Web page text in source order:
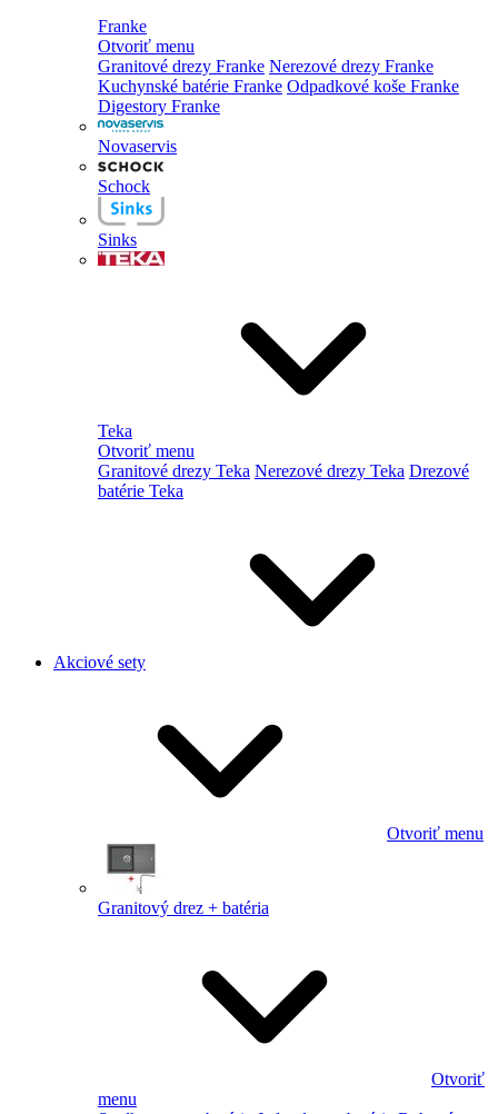
Franke
Otvoriť menu
Granitové drezy Franke Nerezové drezy Franke
Kuchynské batérie Franke Odpadkové koše Franke
Digestory Franke
Novaservis
Schock
Sinks
Teka
Otvoriť menu
Granitové drezy Teka Nerezové drezy Teka Drezové
batérie Teka
Akciové sety
Otvoriť menu
Granitový drez + batéria
Otvoriť
menu